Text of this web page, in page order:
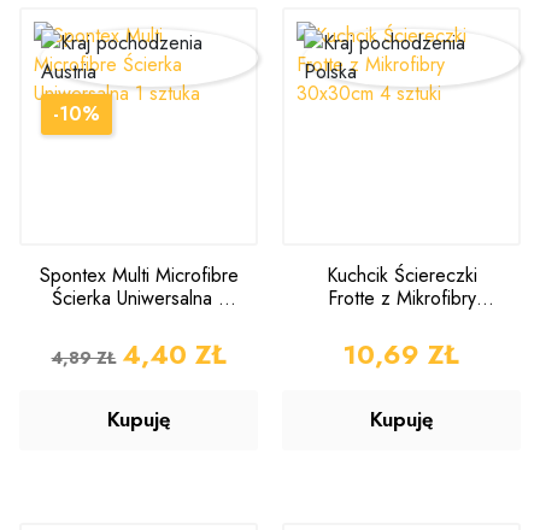
Spontex Multi Microfibre
Ścierka Uniwersalna 1
CENA PODSTAWOWA
4,89 ZŁ CENA
4,40 ZŁ
Kupuję
-10%
Kuchcik Ściereczki
Frotte z Mikrofibry
CENA
10,69 ZŁ
Kupuję